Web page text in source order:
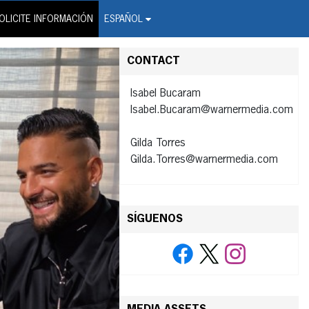
INFORMACIÓN ESPAÑOL
Wire Service
CONTACT
Isabel Bucaram
Isabel.Bucaram@warnermedia.com
Gilda Torres
Gilda.Torres@warnermedia.com
SÍGUENOS